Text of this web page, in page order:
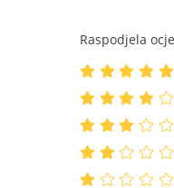
Raspodjela